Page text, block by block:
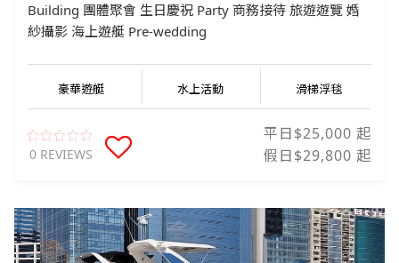
Building 團體聚會 生日慶祝 Party 商務接待 旅遊遊覽 婚
紗攝影 海上遊艇 Pre-wedding
豪華遊艇 水上活動 滑梯浮毯
0 REVIEWS
平日$25,000 起
假日$29,800 起